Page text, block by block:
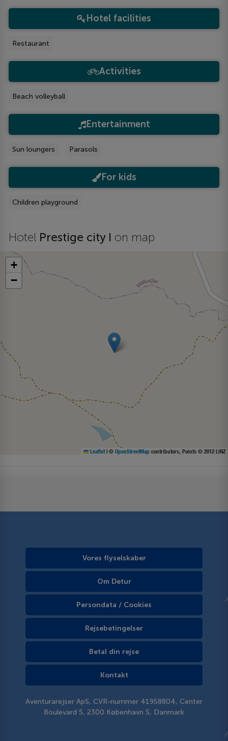
Hotel facilities
Restaurant
Activities
Beach volleyball
Entertainment
Sun loungers Parasols
For kids
Children playground
Hotel Prestige city I on map
+
−
Leaflet | © OpenStreetMap contributors, Points © 2012 LINZ
Vores flyselskaber
Om Detur
Persondata / Cookies
Rejsebetingelser
Betal din rejse
Kontakt
Aventurarejser ApS, CVR-nummer 41958804, Center
Boulevard 5, 2300 København S, Danmark